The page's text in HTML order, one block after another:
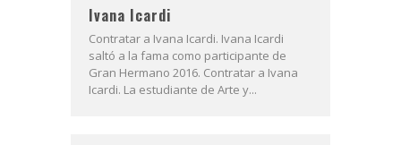
Ivana Icardi
Contratar a Ivana Icardi. Ivana Icardi
saltó a la fama como participante de
Gran Hermano 2016. Contratar a Ivana
Icardi. La estudiante de Arte y...